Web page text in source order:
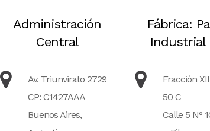
Administración
Central
Av. Triunvirato 2729
CP: C1427AAA
Buenos Aires,
Fábrica:
Industrial
Fracción
50 C
Calle 5 N°